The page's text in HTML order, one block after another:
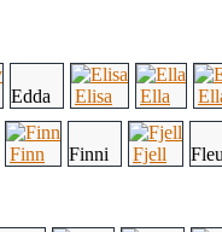
Edda Elisa Ella
Finn Finni Fjell